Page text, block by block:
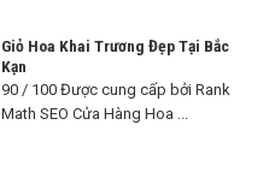
Giỏ Hoa Khai Trương Đẹp Tại Bắc
Kạn
90 / 100 Được cung cấp bởi Rank
Math SEO Cửa Hàng Hoa ...